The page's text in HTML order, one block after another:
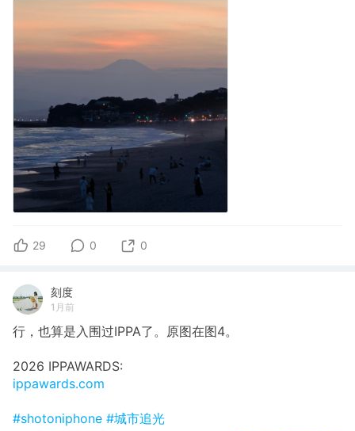
29 0 0
刻度
1月前
行，也算是入围过IPPA了。原图在图4。
2026 IPPAWARDS:
ippawards.com
#shotoniphone #城市追光